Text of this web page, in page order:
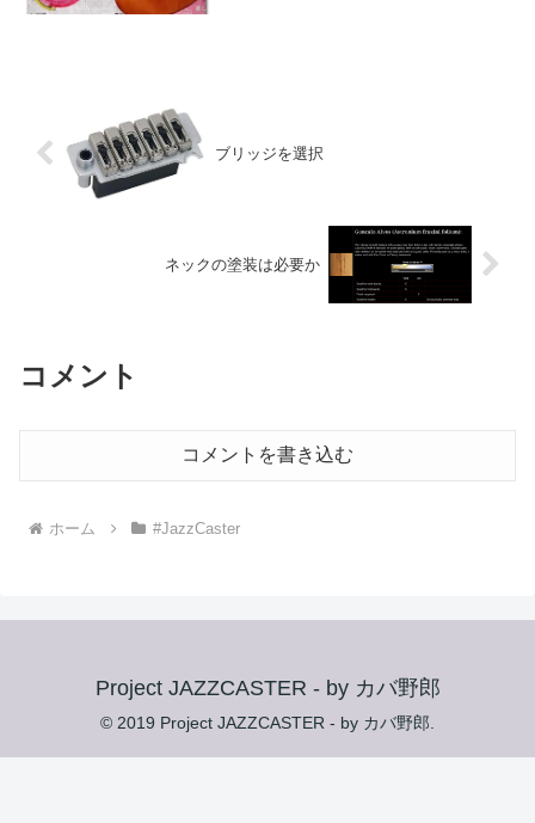
ブリッジを選択
ネックの塗装は必要か
コメント
コメントを書き込む
ホーム #JazzCaster
Project JAZZCASTER - by カバ野郎
© 2019 Project JAZZCASTER - by カバ野郎.